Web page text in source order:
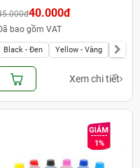
Light Magenta - Đỏ nhạt Cyan -
40.000đ
bao gồm VAT
Black - Đen Yellow - Vàng
Xem chi tiết
1%